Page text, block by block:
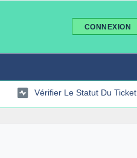
CONNEXION
Vérifier Le Statut Du Ticket